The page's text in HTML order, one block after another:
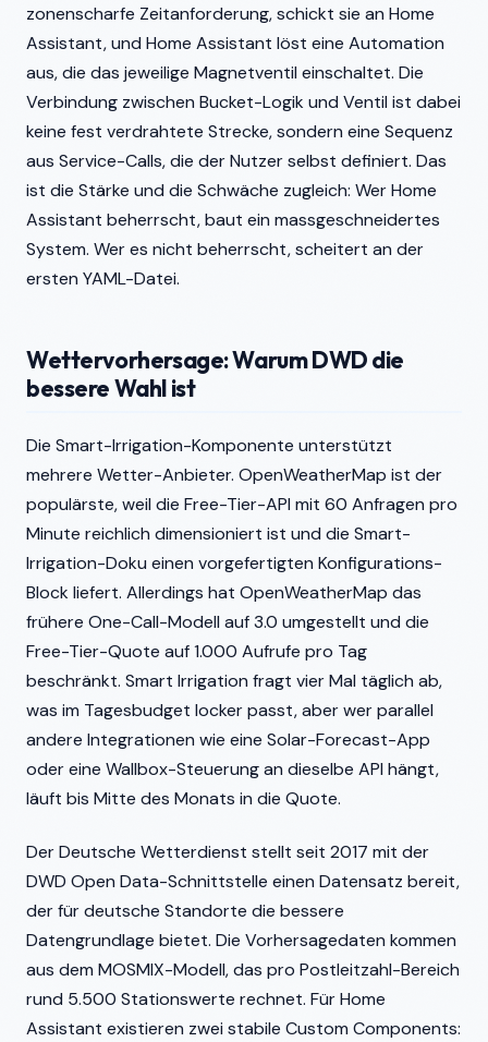
zonenscharfe Zeitanforderung, schickt sie an Home
Assistant, und Home Assistant löst eine Automation
aus, die das jeweilige Magnetventil einschaltet. Die
Verbindung zwischen Bucket-Logik und Ventil ist dabei
keine fest verdrahtete Strecke, sondern eine Sequenz
aus Service-Calls, die der Nutzer selbst definiert. Das
ist die Stärke und die Schwäche zugleich: Wer Home
Assistant beherrscht, baut ein massgeschneidertes
System. Wer es nicht beherrscht, scheitert an der
ersten YAML-Datei.
Wettervorhersage: Warum DWD die
bessere Wahl ist
Die Smart-Irrigation-Komponente unterstützt
mehrere Wetter-Anbieter. OpenWeatherMap ist der
populärste, weil die Free-Tier-API mit 60 Anfragen pro
Minute reichlich dimensioniert ist und die Smart-
Irrigation-Doku einen vorgefertigten Konfigurations-
Block liefert. Allerdings hat OpenWeatherMap das
frühere One-Call-Modell auf 3.0 umgestellt und die
Free-Tier-Quote auf 1.000 Aufrufe pro Tag
beschränkt. Smart Irrigation fragt vier Mal täglich ab,
was im Tagesbudget locker passt, aber wer parallel
andere Integrationen wie eine Solar-Forecast-App
oder eine Wallbox-Steuerung an dieselbe API hängt,
läuft bis Mitte des Monats in die Quote.
Der Deutsche Wetterdienst stellt seit 2017 mit der
DWD Open Data-Schnittstelle einen Datensatz bereit,
der für deutsche Standorte die bessere
Datengrundlage bietet. Die Vorhersagedaten kommen
aus dem MOSMIX-Modell, das pro Postleitzahl-Bereich
rund 5.500 Stationswerte rechnet. Für Home
Assistant existieren zwei stabile Custom Components: